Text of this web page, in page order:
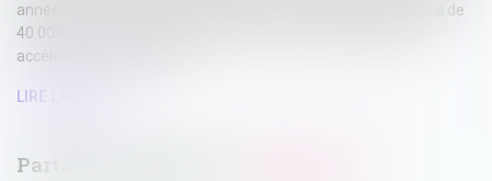
années et modifiée successivement pour relever le seuil initial de
40 000 € HT, vise à simplifier l’accès aux marchés publics et
accélérer leur attribution...
LIRE LA SUITE